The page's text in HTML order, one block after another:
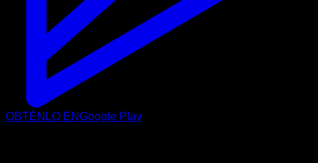
OBTÉNLO ENGoogle Play